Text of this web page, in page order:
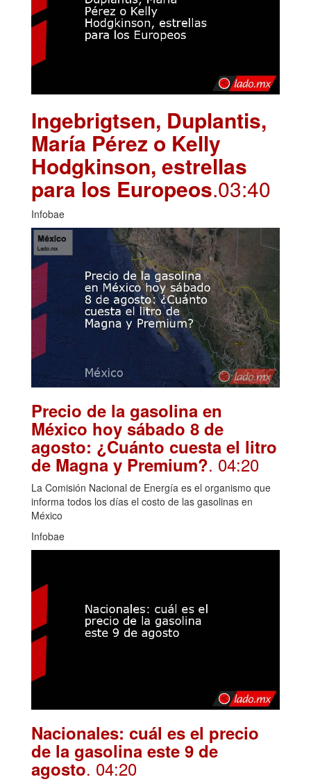
Ingebrigtsen, Duplantis,
María Pérez o Kelly
Hodgkinson, estrellas
para los Europeos.03:40
Infobae
Precio de la gasolina en
México hoy sábado 8 de
agosto: ¿Cuánto cuesta el litro
de Magna y Premium?. 04:20
La Comisión Nacional de Energía es el organismo que
informa todos los días el costo de las gasolinas en
México
Infobae
Nacionales: cuál es el precio
de la gasolina este 9 de
agosto. 04:20